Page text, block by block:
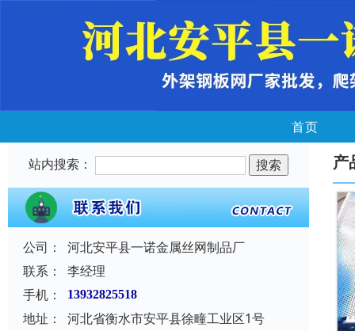
首页
站内搜索：
公司：
河北安平县一诺金属丝网制品厂
联系：
李经理
手机：
13932825518
地址：
河北省衡水市安平县徐疃工业区1号
产